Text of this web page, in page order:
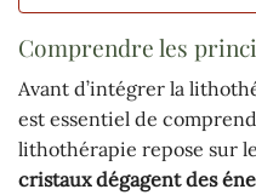
Comprendre les
Avant d’intégrer la
est essentiel de
lithothérapie repose sur
cristaux dégagent des